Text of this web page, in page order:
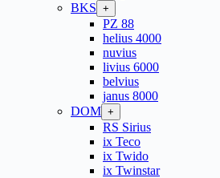
BKS +
PZ 88
helius 4000
nuvius
livius 6000
belvius
janus 8000
DOM +
RS Sirius
ix Teco
ix Twido
ix Twinstar